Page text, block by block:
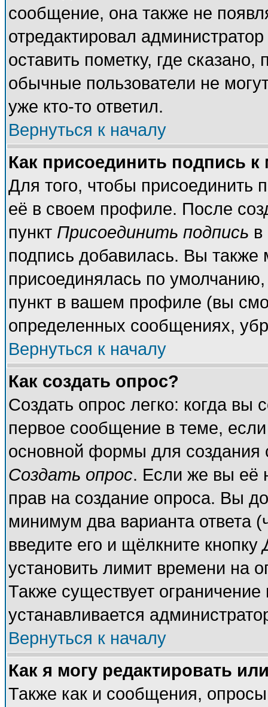
сообщение, она также не
отредактировал
оставить пометку, где
обычные пользователи не
уже кто-то ответил.
Вернуться к началу
Как присоединить подпись
Для того, чтобы присоединить
её в своем профиле. После
пункт Присоединить подпись
подпись добавилась. Вы также
присоединялась по
пункт в вашем профиле (вы
определенных сообщениях,
Вернуться к началу
Как создать опрос?
Создать опрос легко: когда вы
первое сообщение в теме,
основной формы для
Создать опрос. Если же вы её
прав на создание опроса. Вы
минимум два варианта ответа
введите его и щёлкните кнопку
установить лимит времени на
Также существует ограничение
устанавливается
Вернуться к началу
Как я могу редактировать
Также как и сообщения, опросы